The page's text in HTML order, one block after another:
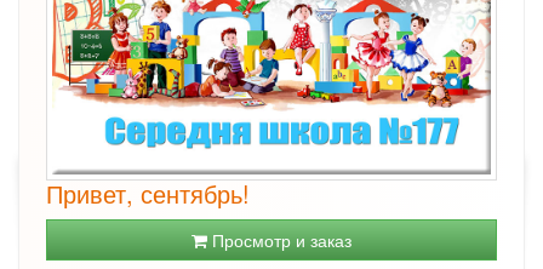
Привет, сентябрь!
Просмотр и заказ